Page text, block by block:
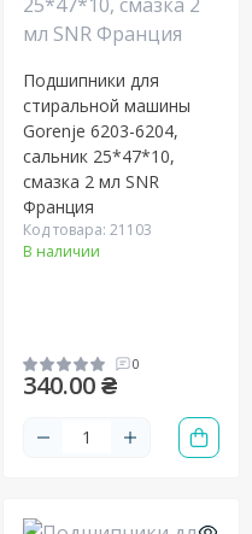
Подшипники для
стиральной машины
Gorenje 6203-6204,
сальник 25*47*10,
смазка 2 мл SNR
Франция
Код товара: 21103
В наличии
0
340.00 ₴